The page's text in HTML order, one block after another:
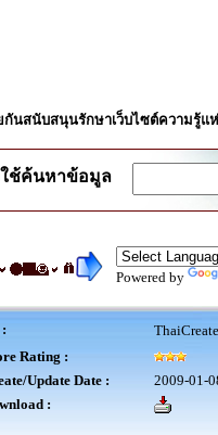
กันสนับสนุนรักษาเว็บไซต์ความรู้แ
ช้ค้นหาข้อมูล
Powered by
Rating :
Update Date :
2009-01-
: